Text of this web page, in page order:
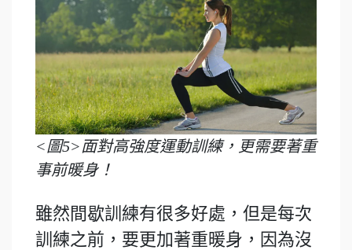
<圖5>面對高強度運動訓練，更需要著重
事前暖身！
雖然間歇訓練有很多好處，但是每次
訓練之前，要更加著重暖身，因為沒